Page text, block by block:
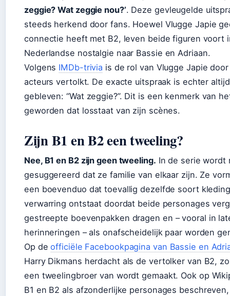
zeggie? Wat zeggie nou?’. Deze gevleugelde
steeds herkend door fans. Hoewel Vlugge Japie
connectie heeft met B2, leven beide figuren voort
Nederlandse nostalgie naar Bassie en Adriaan.
Volgens IMDb-trivia is de rol van Vlugge Japie
acteurs vertolkt. De exacte uitspraak is echter
gebleven: “Wat zeggie?”. Dit is een kenmerk van
geworden dat losstaat van zijn scènes.
Zijn B1 en B2 een tweeling?
Nee, B1 en B2 zijn geen tweeling. In de serie wordt
gesuggereerd dat ze familie van elkaar zijn. Ze
een boevenduo dat toevallig dezelfde soort
verwarring ontstaat doordat beide personages
gestreepte boevenpakken dragen en – vooral in
herinneringen – als onafscheidelijk paar worden
Op deofficiële Facebookpagina van Bassie en
Harry Dikmans herdacht als de vertolker van B2,
een tweelingbroer van wordt gemaakt. Ook op
B1 en B2 als afzonderlijke personages